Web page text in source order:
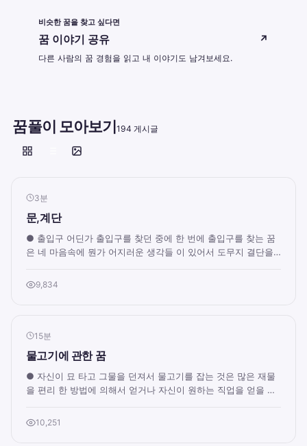
비슷한 꿈을 찾고 싶다면
꿈 이야기 공유 ↗
다른 사람의 꿈 경험을 읽고 내 이야기도 남겨보세요.
꿈풀이 모아보기194 게시글
3분
문,계단
● 출입구 어딘가 출입구를 찾던 중에 한 번에 출입구를 찾는 꿈
은 네 마음속에 뭔가 어지러운 생각들 이 있어서 도무지 결단을
9,834
15분
물고기에 관한 꿈
● 자신이 묘 타고 그물을 던져서 물고기를 잡는 것은 많은 재물
을 편리 한 방법에 의해서 얻거나 자신이 원하는 직업을 얻을 암
10,251